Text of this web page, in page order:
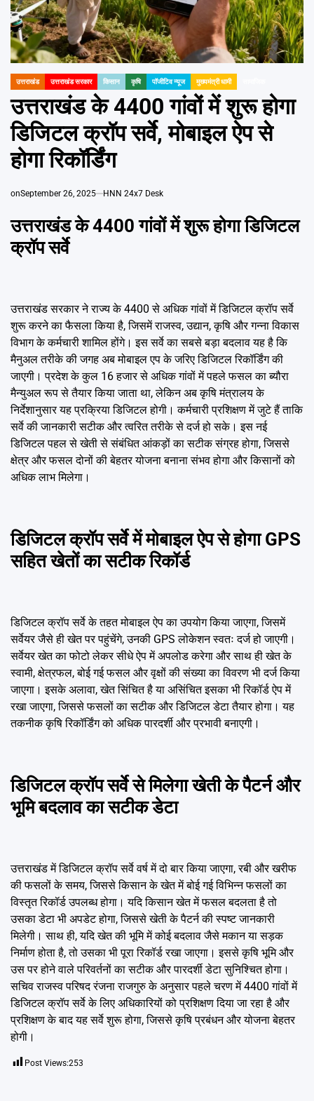
POSTED
उत्तराखंड उत्तराखंड सरकार किसान कृषि पॉजीटिव न्यूज मुख्यमंत्री धामी
उत्तराखंड के 4400 गांवों में शुरू होगा
डिजिटल क्रॉप सर्वे, मोबाइल ऐप से
होगा रिकॉर्डिंग
onSeptember 26, 2025 HNN 24x7 Desk
उत्तराखंड के 4400 गांवों में शुरू होगा डिजिटल
क्रॉप सर्वे
उत्तराखंड सरकार ने राज्य के 4400 से अधिक गांवों में डिजिटल क्रॉप सर्वे
शुरू करने का फैसला किया है, जिसमें राजस्व, उद्यान, कृषि और गन्ना विकास
विभाग के कर्मचारी शामिल होंगे। इस सर्वे का सबसे बड़ा बदलाव यह है कि
मैनुअल तरीके की जगह अब मोबाइल एप के जरिए डिजिटल रिकॉर्डिंग की
जाएगी। प्रदेश के कुल 16 हजार से अधिक गांवों में पहले फसल का ब्यौरा
मैन्युअल रूप से तैयार किया जाता था, लेकिन अब कृषि मंत्रालय के
निर्देशानुसार यह प्रक्रिया डिजिटल होगी। कर्मचारी प्रशिक्षण में जुटे हैं ताकि
सर्वे की जानकारी सटीक और त्वरित तरीके से दर्ज हो सके। इस नई
डिजिटल पहल से खेती से संबंधित आंकड़ों का सटीक संग्रह होगा, जिससे
क्षेत्र और फसल दोनों की बेहतर योजना बनाना संभव होगा और किसानों को
अधिक लाभ मिलेगा।
डिजिटल क्रॉप सर्वे में मोबाइल ऐप से होगा GPS
सहित खेतों का सटीक रिकॉर्ड
डिजिटल क्रॉप सर्वे के तहत मोबाइल ऐप का उपयोग किया जाएगा, जिसमें
सर्वेयर जैसे ही खेत पर पहुंचेंगे, उनकी GPS लोकेशन स्वतः दर्ज हो जाएगी।
सर्वेयर खेत का फोटो लेकर सीधे ऐप में अपलोड करेगा और साथ ही खेत के
स्वामी, क्षेत्रफल, बोई गई फसल और वृक्षों की संख्या का विवरण भी दर्ज किया
जाएगा। इसके अलावा, खेत सिंचित है या असिंचित इसका भी रिकॉर्ड ऐप में
रखा जाएगा, जिससे फसलों का सटीक और डिजिटल डेटा तैयार होगा। यह
तकनीक कृषि रिकॉर्डिंग को अधिक पारदर्शी और प्रभावी बनाएगी।
डिजिटल क्रॉप सर्वे से मिलेगा खेती के पैटर्न और
भूमि बदलाव का सटीक डेटा
उत्तराखंड में डिजिटल क्रॉप सर्वे वर्ष में दो बार किया जाएगा, रबी और खरीफ
की फसलों के समय, जिससे किसान के खेत में बोई गई विभिन्न फसलों का
विस्तृत रिकॉर्ड उपलब्ध होगा। यदि किसान खेत में फसल बदलता है तो
उसका डेटा भी अपडेट होगा, जिससे खेती के पैटर्न की स्पष्ट जानकारी
मिलेगी। साथ ही, यदि खेत की भूमि में कोई बदलाव जैसे मकान या सड़क
निर्माण होता है, तो उसका भी पूरा रिकॉर्ड रखा जाएगा। इससे कृषि भूमि और
उस पर होने वाले परिवर्तनों का सटीक और पारदर्शी डेटा सुनिश्चित होगा।
सचिव राजस्व परिषद रंजना राजगुरु के अनुसार पहले चरण में 4400 गांवों में
डिजिटल क्रॉप सर्वे के लिए अधिकारियों को प्रशिक्षण दिया जा रहा है और
प्रशिक्षण के बाद यह सर्वे शुरू होगा, जिससे कृषि प्रबंधन और योजना बेहतर
होगी।
Post Views:253